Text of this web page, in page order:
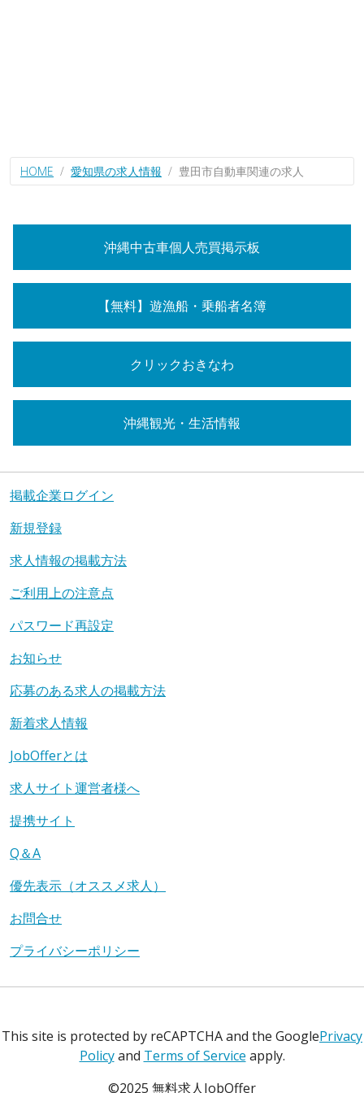
HOME 愛知県の求人情報 豊田市自動車関連の求人
沖縄中古車個人売買掲示板
【無料】遊漁船・乗船者名簿
クリックおきなわ
沖縄観光・生活情報
掲載企業ログイン
新規登録
求人情報の掲載方法
ご利用上の注意点
パスワード再設定
お知らせ
応募のある求人の掲載方法
新着求人情報
JobOfferとは
求人サイト運営者様へ
提携サイト
Q＆A
優先表示（オススメ求人）
お問合せ
プライバシーポリシー
This site is protected by reCAPTCHA and the GooglePrivacy
Policyand Terms of Service apply.
©2025 無料求人JobOffer